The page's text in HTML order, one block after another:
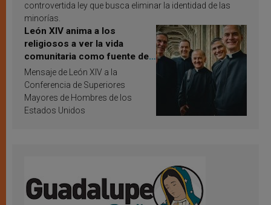
controvertida ley que busca eliminar la identidad de las
minorías.
León XIV anima a los
religiosos a ver la vida
comunitaria como fuente de
inspiración y santificación
Mensaje de León XIV a la
Conferencia de Superiores
Mayores de Hombres de los
Estados Unidos